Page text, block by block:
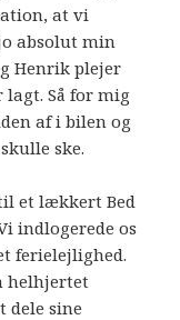
at vi
absolut min
Henrik plejer
lagt. Så for mig
af i bilen og
ske.
et lækkert Bed
indlogerede os
ferielejlighed.
helhjertet
dele sine